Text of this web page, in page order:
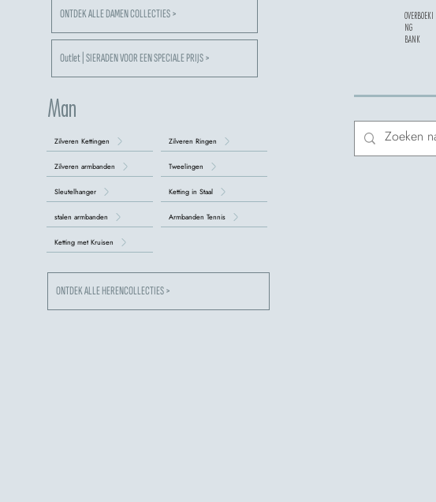
ONTDEK ALLE DAMEN COLLECTIES >
Outlet | SIERADEN VOOR EEN SPECIALE PRIJS >
Man
Zilveren Kettingen
Zilveren armbanden
Sleutelhanger
stalen armbanden
Ketting met Kruisen
Zilveren Ringen
Tweelingen
Ketting in Staal
Armbanden Tennis
ONTDEK ALLE HERENCOLLECTIES >
OVERBOEKI
NG
BANK